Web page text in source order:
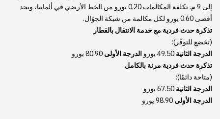
إلى 9 م. تكلفة المكالمات 0.20 يورو من الخط الأرضي في ألمانيا، وبحد
أقصى 0.60 يورو لكل مكالمة من شبكة الجوّال.
تذكرة حدث فردية مع خدمة الانتقال بالقطار
(تخضع للتوفّر):
الدرجة الثانية
الدرجة الأولى
تذكرة حدث فردية مرنة بالكامل
(متاحة دائمًا):
الدرجة الثانية
الدرجة الأولى